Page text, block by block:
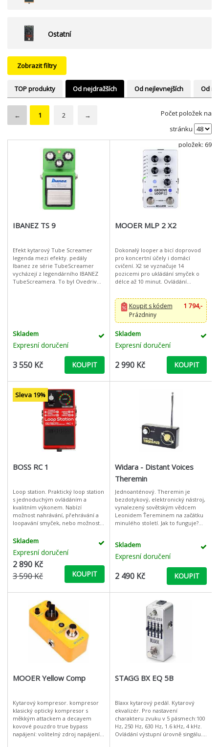
Ostatní
Zobrazit filtry
TOP produkty Od nejdražších Od nejlevnejších Od
← 1 2 →
Počet položek na
stránku
položek: 69
IBANEZ TS 9
Efekt kytarový Tube Screamer
legenda mezi efekty. pedály
Ibanez ze série TubeScreamer
vycházejí z legendárního IBANEZ
TubeScreamera. To byl Ovedrive
Skladem
Expresní doručení
3 550 Kč KOUPIT
MOOER MLP 2 X2
Dokonalý looper a bicí doprovod
pro koncertní účely i domácí
cvičení. X2 se vyznačuje 14
pozicemi pro ukládání smyček o
délce až 10 minut. Ovládání
provedení, je velmi flexibilní a
umožňujeKoupit s kódem
1 794,-
Prázdniny
Skladem
Expresní doručení
2 990 Kč KOUPIT
Sleva 19%
BOSS RC 1
Loop station. Praktický loop station
s jednoduchým ovládáním a
kvalitním výkonem. Nabízí
možnost nahrávání, přehrávání a
loopavání smyček, nebo možnost
zpět. Kromě toho disponuje 24
Skladem
Expresní doručení
2 890 Kč
3 590 Kč
KOUPIT
Widara - Distant Voices
Theremin
Jednoanténový. Theremin je
bezdotykový, elektronický nástroj,
vynalezený sovětským vědcem
Leonidem Ťereminem na začátku
minulého století. Jak to funguje?
Skladem
Expresní doručení
2 490 Kč KOUPIT
MOOER Yellow Comp
Kytarový kompresor. kompresor
klasický optický kompresor s
měkkým attackem a decayem
kovové pouzdro true bypass
napájení: volitelný zdroj napájení
STAGG BX EQ 5B
Blaxx kytarový pedál. Kytarový
ekvalizér. Pro nastavení
charakteru zvuku v 5 pásmech:100
Hz, 250 Hz, 630 Hz, 1.6 kHz, 4 kHz.
Ovládání výstupní úrovně singálu.